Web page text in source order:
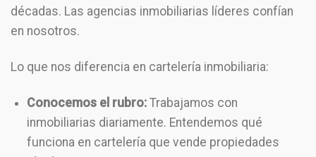
décadas. Las agencias inmobiliarias líderes confían
en nosotros.
Lo que nos diferencia en cartelería inmobiliaria:
Conocemos el rubro: Trabajamos con
inmobiliarias diariamente. Entendemos qué
funciona en cartelería que vende propiedades